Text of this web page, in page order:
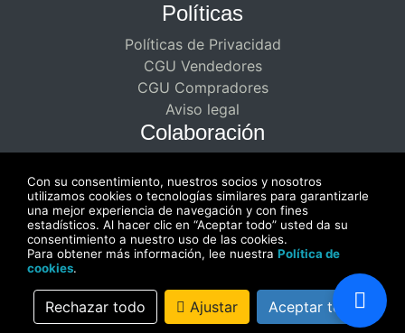
Políticas
Políticas de Privacidad
CGU Vendedores
CGU Compradores
Aviso legal
Colaboración
creadores
Disfrute de una colaboración de doble
pago
Con su consentimiento, nuestros socios y nosotros
utilizamos cookies o tecnologías similares para garantizarle
una mejor experiencia de navegación y con fines
estadísticos. Al hacer clic en “Aceptar todo” usted da su
consentimiento a nuestro uso de las cookies.
Para obtener más información, lee nuestra Política de
cookies.
Rechazar todo Ajustar Aceptar todo